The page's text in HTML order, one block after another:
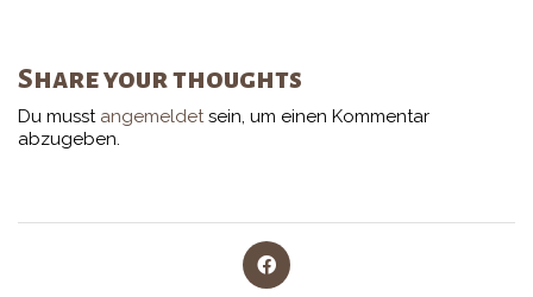
Share your thoughts
Du musst angemeldetsein, um einen Kommentar
abzugeben.